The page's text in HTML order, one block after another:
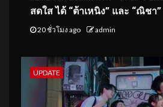
สดใส ได้ “ต้าเหนิง” และ “ณิชา
20 ชั่วโมง ago admin
UPDATE